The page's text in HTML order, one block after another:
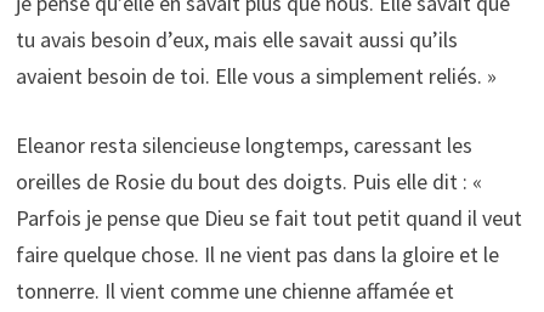
tu avais besoin d’eux, mais elle savait aussi qu’ils
avaient besoin de toi. Elle vous a simplement reliés. »
Eleanor resta silencieuse longtemps, caressant les
oreilles de Rosie du bout des doigts. Puis elle dit : «
Parfois je pense que Dieu se fait tout petit quand il veut
faire quelque chose. Il ne vient pas dans la gloire et le
tonnerre. Il vient comme une chienne affamée et